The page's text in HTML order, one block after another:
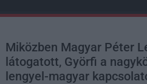
Miközben Magyar Péter
látogatott, Györfi a
lengyel-magyar